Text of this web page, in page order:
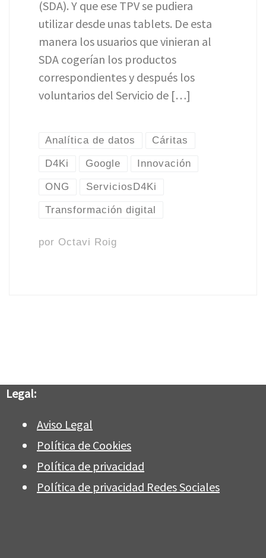
(SDA). Y que ese TPV se pudiera
utilizar desde unas tablets. De esta
manera los usuarios que vinieran al
SDA cogerían los productos
correspondientes y después los
voluntarios del Servicio de […]
Analítica de datos Cáritas
D4Ki Google Innovación
ONG ServiciosD4Ki
Transformación digital
por Octavi Roig
Legal:
Aviso Legal
Política de Cookies
Política de privacidad
Política de privacidad Redes Sociales